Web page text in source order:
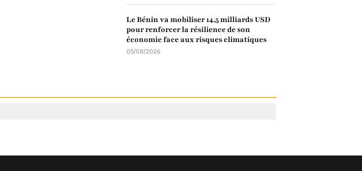
Le Bénin va mobiliser 14,5 milliards USD
pour renforcer la résilience de son
économie face aux risques climatiques
05/08/2026